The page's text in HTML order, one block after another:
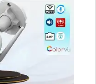
rõ nét và đảm bảo
Ngoài ra, thiết bị
đêm chất lượng,
ảnh rõ nét ngay cả